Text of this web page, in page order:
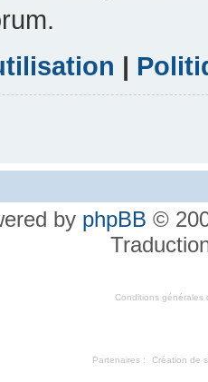
|
by phpBB ©
Conditions générales
Partenaires : Création de